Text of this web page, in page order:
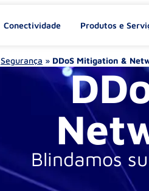
Conectividade Produtos e
Segurança » DDoS Mitigation &
Blindamos